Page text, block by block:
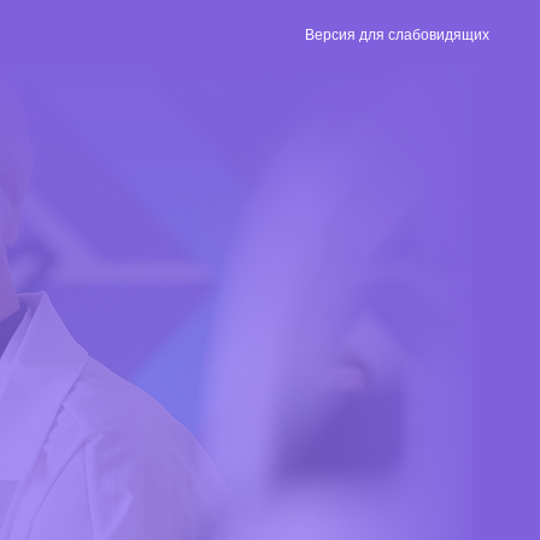
Версия для слабовидящих